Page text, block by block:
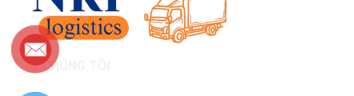
VỀ CHÚNG TÔI